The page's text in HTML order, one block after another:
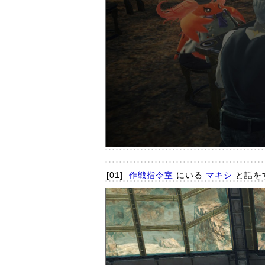
[01] 作戦指令室 にいる マキシ と話を